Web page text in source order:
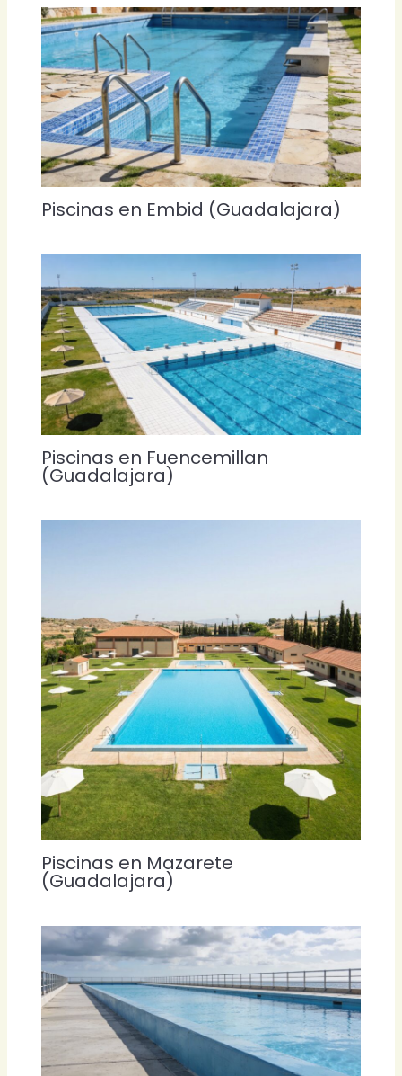
Piscinas en Embid (Guadalajara)
Piscinas en Fuencemillan
(Guadalajara)
Piscinas en Mazarete
(Guadalajara)